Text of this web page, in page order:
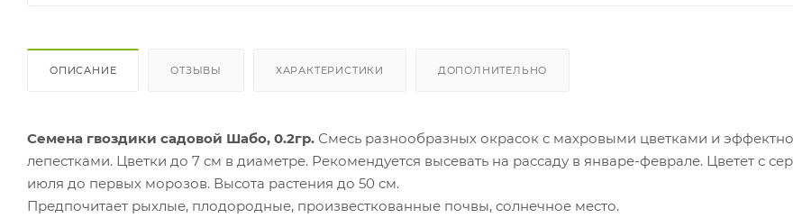
ОПИСАНИЕ ОТЗЫВЫ ХАРАКТЕРИСТИКИ ДОПОЛНИТЕЛЬНО
Семена гвоздики садовой Шабо, 0.2гр. Смесь разнообразных окрасок с махровыми цветками и
лепестками. Цветки до 7 см в диаметре. Рекомендуется высевать на рассаду в январе-феврале. Цветет с
июля до первых морозов. Высота растения до 50 см.
Предпочитает рыхлые, плодородные, произвесткованные почвы, солнечное место.